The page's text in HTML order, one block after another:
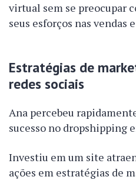
virtual sem se preocupar
seus esforços nas vendas
Estratégias de
redes sociais
Ana percebeu
sucesso no dropshipping
Investiu em um site
ações em estratégias de